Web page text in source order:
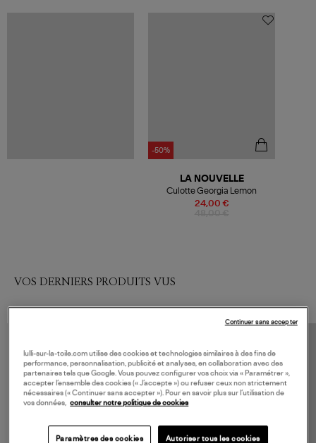
-50%
24,00 €
LA NOUVELLE
Culotte Georgia Lemon
VOS DERNIERS PRODUITS VUS
lulli-sur-la-toile.com utilise des cookies et technologies similaires à des fins de
performance, personnalisation, publicité et analyses, en collaboration avec des
partenaires tels que Google. Vous pouvez configurer vos choix via « Paramétrer »,
accepter l’ensemble des cookies (« J’accepte ») ou refuser ceux non strictement
nécessaires (« Continuer sans accepter »). Pour en savoir plus sur l’utilisation de
vos données, consulter notre politique de cookies
Paramètres des cookies Autoriser tous les cookies
Continuer sans accepter